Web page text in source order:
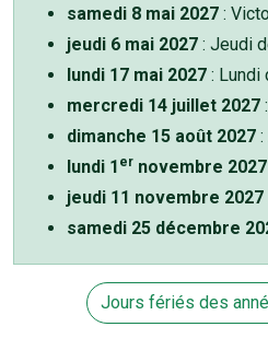
samedi 8 mai 2027 :
jeudi 6 mai 2027 : Jeudi
lundi 17 mai 2027 : Lundi
mercredi 14 juillet 2027
dimanche 15 août 2027
lundi 1 er novembre 2027
jeudi 11 novembre 2027
samedi 25 décembre
Jours fériés des